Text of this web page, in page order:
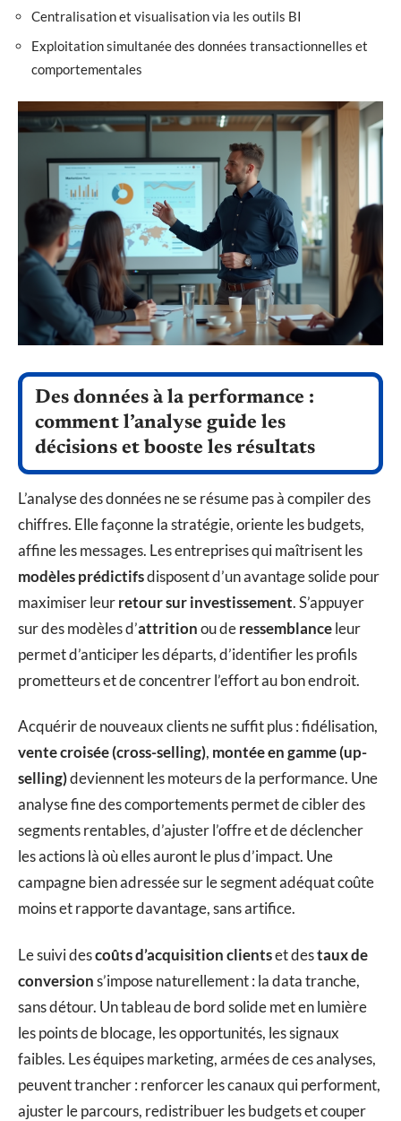
Centralisation et visualisation via les outils BI
Exploitation simultanée des données transactionnelles et
comportementales
Des données à la performance :
comment l’analyse guide les
décisions et booste les résultats
L’analyse des données ne se résume pas à compiler des
chiffres. Elle façonne la stratégie, oriente les budgets,
affine les messages. Les entreprises qui maîtrisent les
modèles prédictifsdisposent d’un avantage solide pour
maximiser leurretour sur investissement. S’appuyer
sur des modèles d’attritionou deressemblanceleur
permet d’anticiper les départs, d’identifier les profils
prometteurs et de concentrer l’effort au bon endroit.
Acquérir de nouveaux clients ne suffit plus : fidélisation,
vente croisée (cross-selling), montée en gamme (up-
selling)deviennent les moteurs de la performance. Une
analyse fine des comportements permet de cibler des
segments rentables, d’ajuster l’offre et de déclencher
les actions là où elles auront le plus d’impact. Une
campagne bien adressée sur le segment adéquat coûte
moins et rapporte davantage, sans artifice.
Le suivi descoûts d’acquisition clientset destaux de
conversions’impose naturellement : la data tranche,
sans détour. Un tableau de bord solide met en lumière
les points de blocage, les opportunités, les signaux
faibles. Les équipes marketing, armées de ces analyses,
peuvent trancher : renforcer les canaux qui performent,
ajuster le parcours, redistribuer les budgets et couper